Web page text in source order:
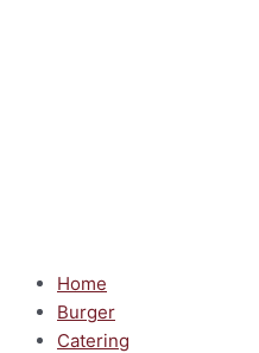
Home
Burger
Catering